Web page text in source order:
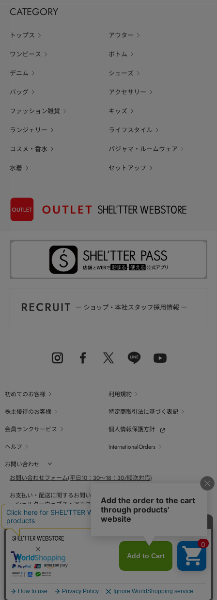
CATEGORY
トップス アウター
ワンピース ボトム
デニム シューズ
バッグ アクセサリー
ファッション雑貨 キッズ
ランジェリー ライフスタイル
コスメ・香水 パジャマ・ルームウェア
水着 セットアップ
初めてのお客様
利用規約
株主優待のお客様
特定商取引法に基づく表記
会員ランクサービス
個人情報保護方針
ヘルプ
InternationalOrders
お問い合わせ
お問い合わせフォーム(平日10：30～18：30/順次対応)
お支払い・配送に関するお問い合わせ（平日10：30～18：00）
シェルターウェブストアカスタマーセンター
0800-123-6820
商品の素材、サイズ、仕様等に関するお問い合せ（平日10：30～18：00）
バロックジャパンリミテッドコールセンター
03-6730-9191
BAROQUE JAPAN LIMITED
採用情報